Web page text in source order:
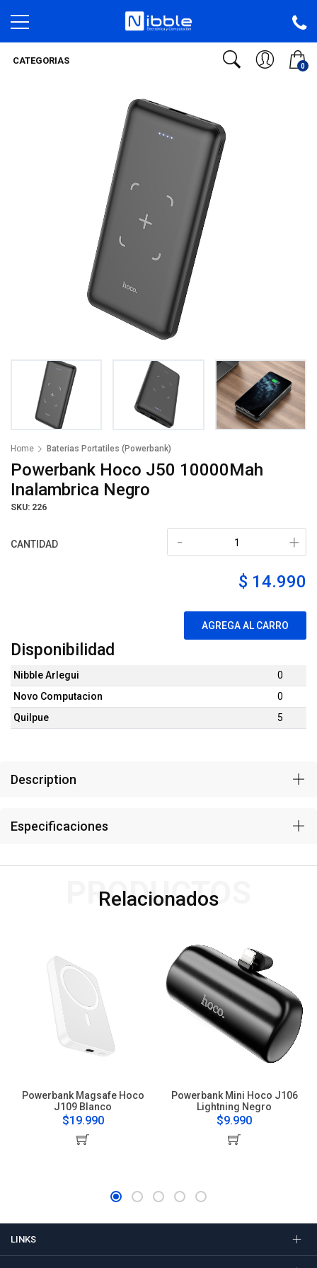
0
CATEGORIAS
Home Baterias Portatiles (Powerbank)
Powerbank Hoco J50 10000Mah
Inalambrica Negro
SKU: 226
CANTIDAD +
-
$ 14.990
AGREGA AL CARRO
Disponibilidad
Nibble Arlegui
0
Novo Computacion
0
Quilpue
5
Description
Especificaciones
Relacionados
PRODUCTOS
Powerbank Magsafe Hoco
J109 Blanco
$19.990
Powerbank Mini Hoco J106
Lightning Negro
$9.990
LINKS